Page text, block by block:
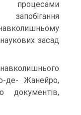
засад
де- Жанейро,
документів,